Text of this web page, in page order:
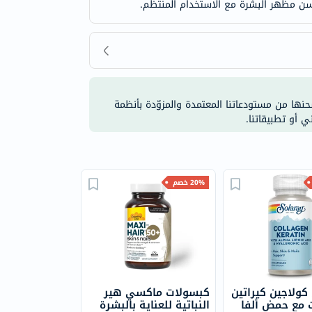
من مستودعاتنا المعتمدة والمزوّدة بأنظمة
أو تطبيقاتنا.
20% خصم
كبسولات ماكسي هير
النباتية للعناية بالبشرة
كيراتين
مع حمض ألفا